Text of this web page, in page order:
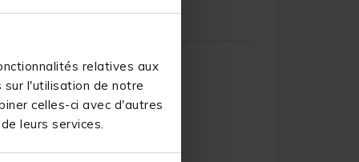
relatives aux
l'utilisation de notre
celles-ci avec d'autres
leurs services.